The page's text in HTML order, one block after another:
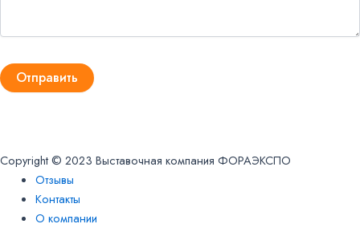
Copyright © 2023 Выставочная компания ФОРАЭКСПО
Отзывы
Контакты
О компании